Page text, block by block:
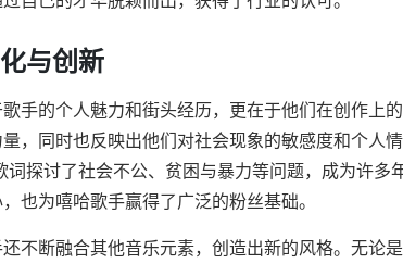
与创新
手的个人魅力和街头经历，更在于他们在创作上
，同时也反映出他们对社会现象的敏感度和个人情
词探讨了社会不公、贫困与暴力等问题，成为许多
也为嘻哈歌手赢得了广泛的粉丝基础。
不断融合其他音乐元素，创造出新的风格。无论